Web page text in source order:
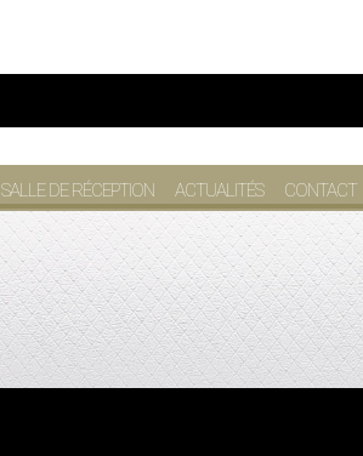
SALLE DE RÉCEPTION ACTUALITÉS CONTACT